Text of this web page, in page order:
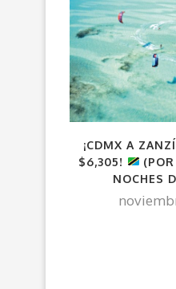
¡CDMX A
$6,305!
(POR
NOCHES